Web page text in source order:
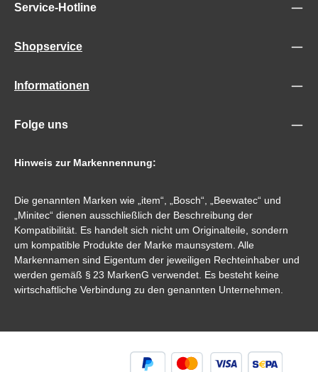
Service-Hotline
Shopservice
Informationen
Folge uns
Hinweis zur Markennennung:
Die genannten Marken wie „item“, „Bosch“, „Beewatec“ und
„Minitec“ dienen ausschließlich der Beschreibung der
Kompatibilität. Es handelt sich nicht um Originalteile, sondern
um kompatible Produkte der Marke maunsystem. Alle
Markennamen sind Eigentum der jeweiligen Rechteinhaber und
werden gemäß § 23 MarkenG verwendet. Es besteht keine
wirtschaftliche Verbindung zu den genannten Unternehmen.